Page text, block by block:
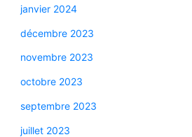
janvier 2024
décembre 2023
novembre 2023
octobre 2023
septembre 2023
juillet 2023